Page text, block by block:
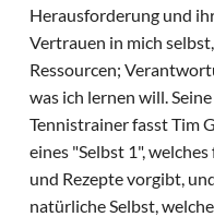
Herausforderung und
Vertrauen in mich
Ressourcen;
was ich lernen will.
Tennistrainer fasst Tim
eines "Selbst 1",
und Rezepte vorgibt,
natürliche Selbst,